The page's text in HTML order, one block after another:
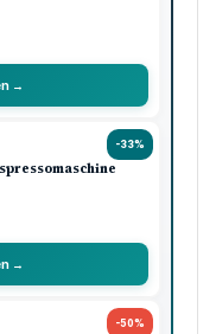
→
-33%
→
-50%